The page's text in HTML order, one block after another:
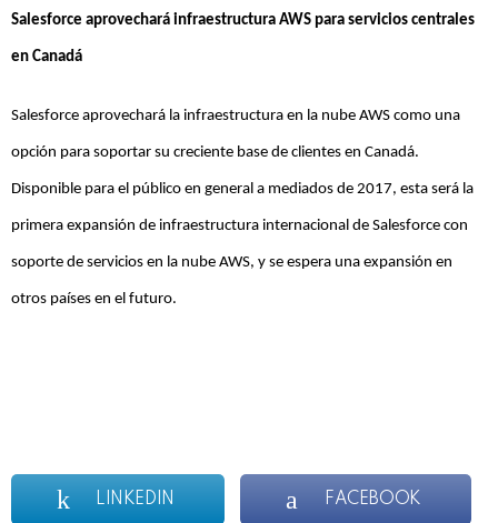
Salesforce aprovechará infraestructura AWS para servicios centrales
en Canadá
Salesforce aprovechará la infraestructura en la nube AWS como una
opción para soportar su creciente base de clientes en Canadá.
Disponible para el público en general a mediados de 2017, esta será la
primera expansión de infraestructura internacional de Salesforce con
soporte de servicios en la nube AWS, y se espera una expansión en
otros países en el futuro.
LINKEDIN FACEBOOK